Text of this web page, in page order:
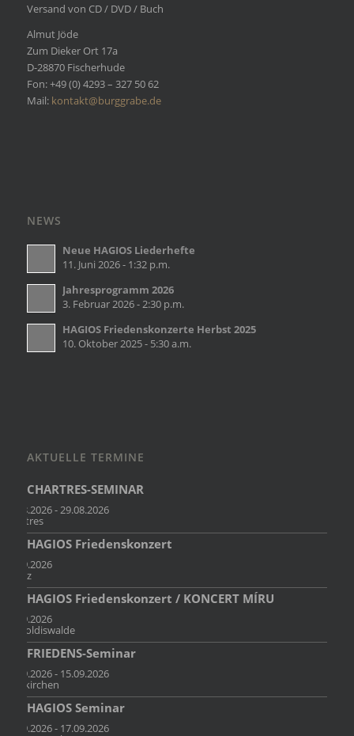
Versand von CD / DVD / Buch
Almut Jöde
Zum Dieker Ort 17a
D-28870 Fischerhude
Fon: +49 (0) 4293 – 327 50 62
Mail: kontakt@burggrabe.de
NEWS
Neue HAGIOS Liederhefte
11. Juni 2026 - 1:32 p.m.
Jahresprogramm 2026
3. Februar 2026 - 2:30 p.m.
HAGIOS Friedenskonzerte Herbst 2025
10. Oktober 2025 - 5:30 a.m.
AKTUELLE TERMINE
CHARTRES-SEMINAR
23.08.2026 - 29.08.2026
Chartres
HAGIOS Friedenskonzert
11.09.2026
Mainz
HAGIOS Friedenskonzert / KONCERT MÍRU
12.09.2026
Dippoldiswalde
FRIEDENS-Seminar
13.09.2026 - 15.09.2026
Holzkirchen
HAGIOS Seminar
15.09.2026 - 17.09.2026